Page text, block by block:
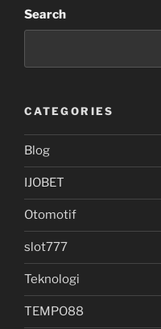
Search
CATEGORIES
Blog
IJOBET
Otomotif
slot777
Teknologi
TEMPO88